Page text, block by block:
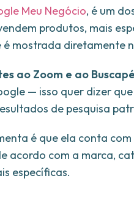
Meu Negócio, é um
produtos, mais
mostrada diretamente
ao Zoom e ao Buscapé
— isso quer dizer
de pesquisa
é que ela conta com
acordo com a marca,
específicas.